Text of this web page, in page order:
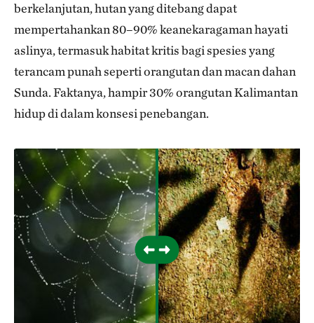
berkelanjutan, hutan yang ditebang dapat
mempertahankan 80–90% keanekaragaman hayati
aslinya, termasuk habitat kritis bagi spesies yang
terancam punah seperti orangutan dan macan dahan
Sunda. Faktanya, hampir 30% orangutan Kalimantan
hidup di dalam konsesi penebangan.